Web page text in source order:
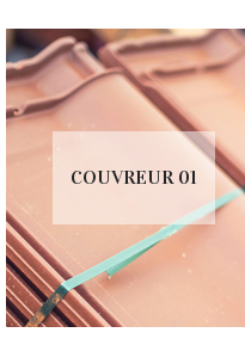
COUVREUR 01